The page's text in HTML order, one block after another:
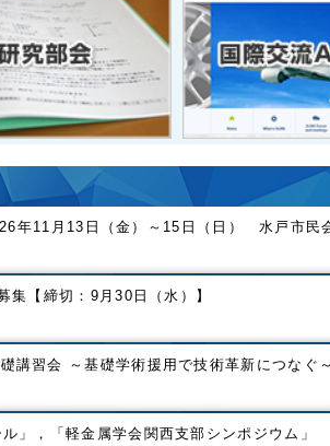
年11月13日（金）～15日（日） 水戸市民
【締切：9月30日（水）】
習会 ～基礎学術援用で技術革新につなぐ
」，「軽金属学会関西支部シンポジウム」